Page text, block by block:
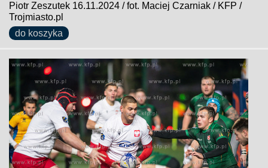
Piotr Zeszutek 16.11.2024 / fot. Maciej Czarniak / KFP /
Trojmiasto.pl
do koszyka